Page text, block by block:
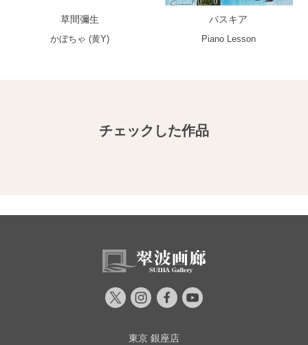
草間彌生
かぼちゃ (黄Y)
バスキア
Piano Lesson
チェックした作品
東京 銀座店